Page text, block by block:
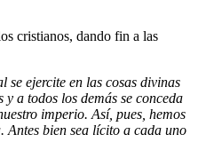
cristianos, dando fin a las
ejercite en las cosas divinas
a todos los demás se conceda
imperio. Así, pues, hemos
bien sea lícito a cada uno